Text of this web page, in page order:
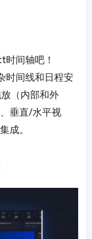
间轴吧！
时间线和日程安
（内部和外
垂直/水平视
成。